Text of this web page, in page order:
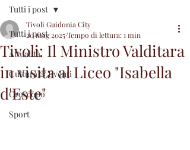
Tutti i post
Attualità
Cultura & Eventi
Oroscopo
Sport
Tutti i post
Tivoli: Il Ministro Valditara
in visita al Liceo "Isabella
d'Este"
Tivoli Guidonia City
20 mag 2025Tempo di lettura: 1 min